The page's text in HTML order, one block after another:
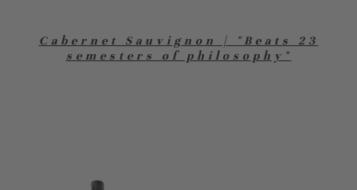
Cabernet Sauvignon | "Beats 23
semesters of philosophy"